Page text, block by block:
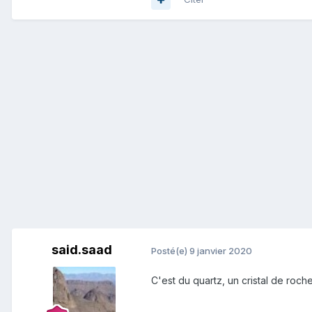
said.saad Posté(e) 9 janvier 2020
C'est du quartz, un cristal de